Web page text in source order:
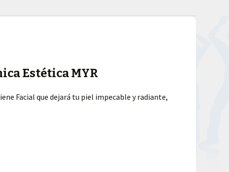
Estética MYR
Facial que dejará tu piel impecable y radiante,